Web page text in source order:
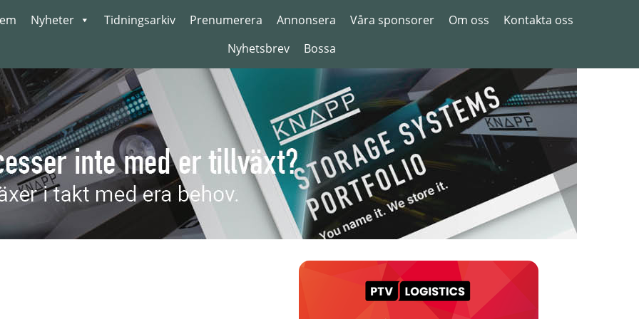
Nyheter Tidningsarkiv Prenumerera Annonsera Våra sponsorer Om oss
Kontakta oss
Nyhetsbrev
Bossa